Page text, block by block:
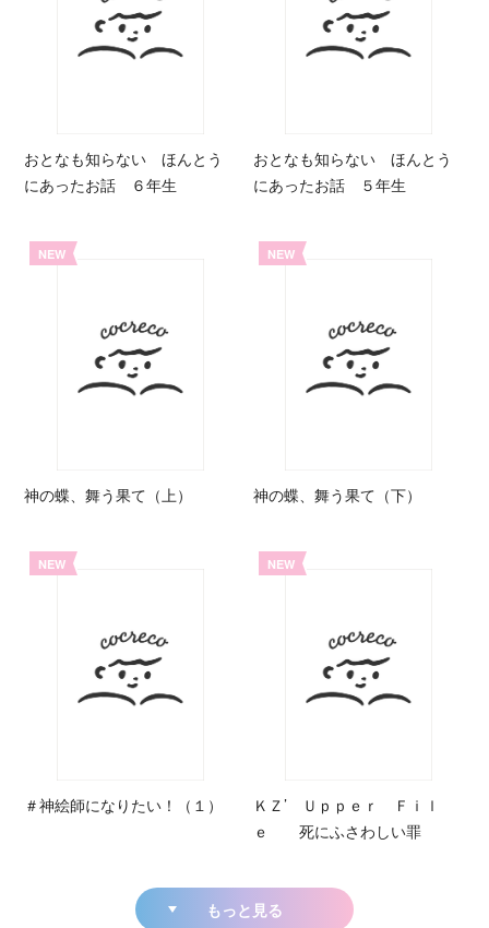
おとなも知らない ほんとう
にあったお話 ６年生
おとなも知らない ほんとう
にあったお話 ５年生
NEW
神の蝶、舞う果て（上）
NEW
神の蝶、舞う果て（下）
NEW
＃神絵師になりたい！（１）
NEW
ＫＺ’ Ｕｐｐｅｒ Ｆｉｌ
ｅ 死にふさわしい罪
もっと見る